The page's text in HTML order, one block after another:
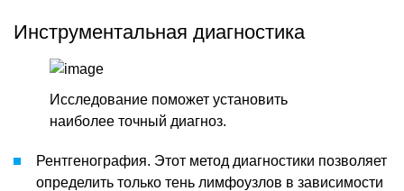
Инструментальная диагностика
Исследование поможет установить
наиболее точный диагноз.
Рентгенография. Этот метод диагностики позволяет
определить только тень лимфоузлов в зависимости